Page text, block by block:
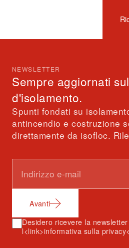
NEWSLETTER
Sempre aggiornati
d'isolamento.
Spunti fondati su
antincendio e costruzione
direttamente da isofloc.
Avanti
Desidero ricevere la
l<link>informativa sulla